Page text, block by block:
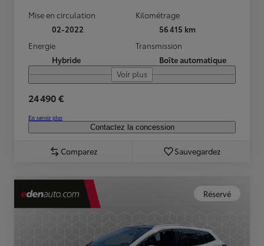
Mise en circulation
02-2022
Kilométrage
56 415 km
Energie
Hybride
Transmission
Boîte automatique
Voir plus
24 490 €
En savoir plus
Contactez la concession
Comparez Sauvegardez
Réservé